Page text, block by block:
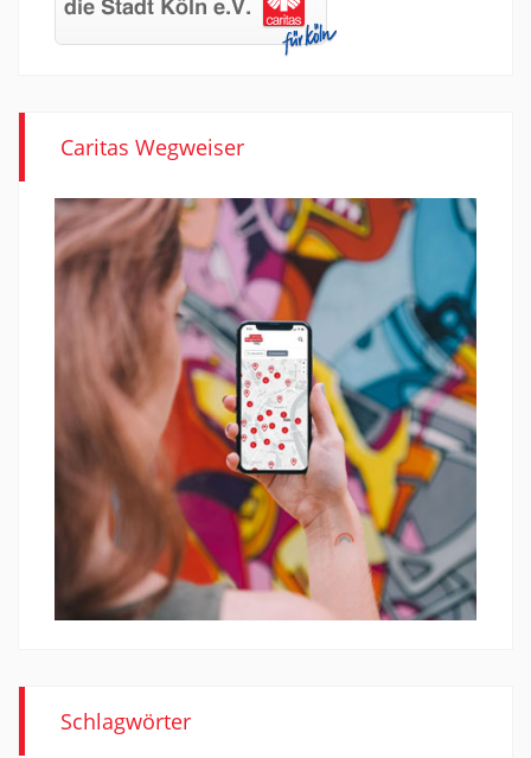
Caritas Wegweiser
Schlagwörter